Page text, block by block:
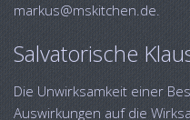
markus@mskitchen.de.
Salvatorische
Die Unwirksamkeit einer
Auswirkungen auf die